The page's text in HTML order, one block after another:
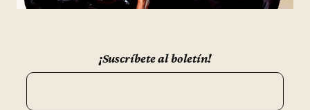
¡Suscríbete al boletín!